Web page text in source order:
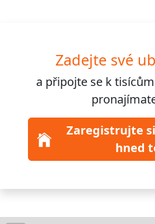
Zadejte své
a připojte se ktisícům
Zaregistrujte
hned